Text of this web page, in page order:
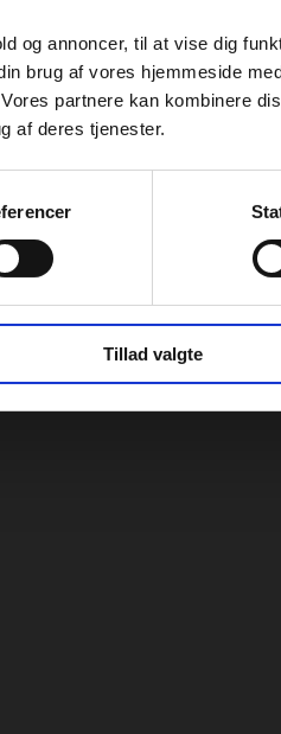
og annoncer, til at vise dig
brug af vores hjemmeside
partnere kan kombinere
af deres tjenester.
Tillad valgte